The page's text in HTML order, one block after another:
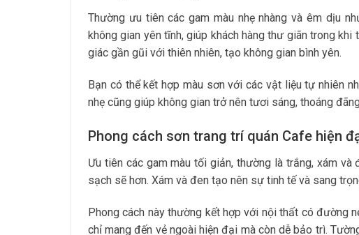
Thường ưu tiên các gam màu nhẹ nhàng và êm dịu
không gian yên tĩnh, giúp khách hàng thư giãn trong
giác gần gũi với thiên nhiên, tạo không gian bình yên.
Bạn có thể kết hợp màu sơn với các vật liệu tự nhiên
nhẹ cũng giúp không gian trở nên tươi sáng, thoáng
Phong cách sơn trang trí quán Cafe hiện
Ưu tiên các gam màu tối giản, thường là trắng, xám
sạch sẽ hơn. Xám và đen tạo nên sự tinh tế và sang
Phong cách này thường kết hợp với nội thất có đường
chỉ mang đến vẻ ngoài hiện đại mà còn dễ bảo trì.